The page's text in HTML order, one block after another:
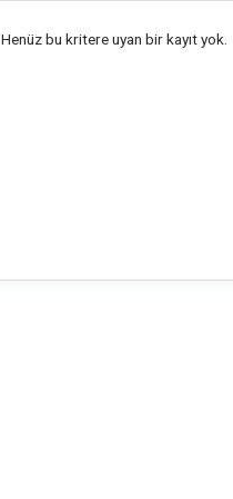
Henüz bu kritere uyan bir kayıt yok.